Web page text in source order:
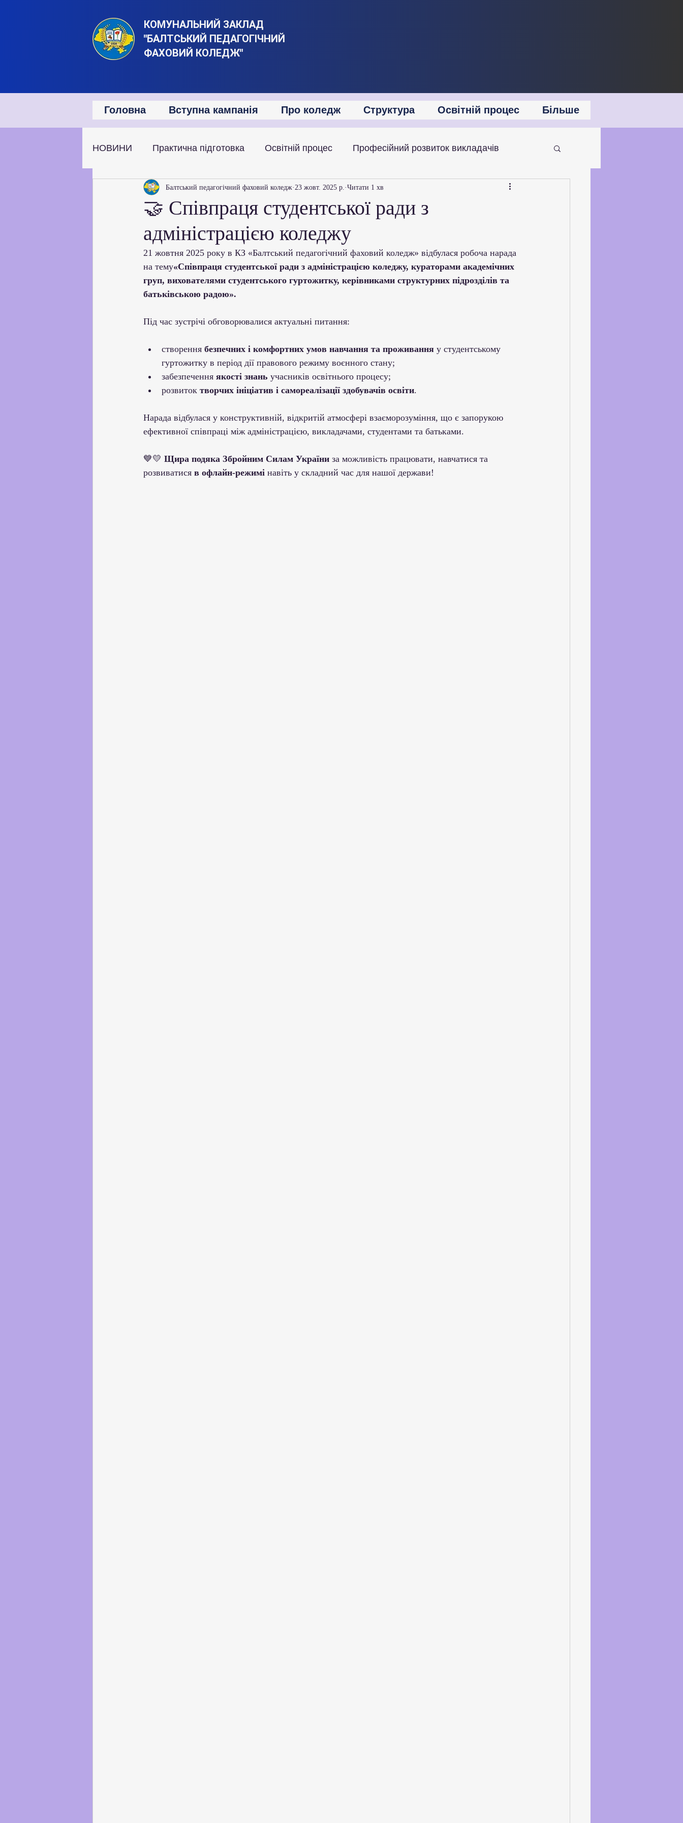
КОМУНАЛЬНИЙ ЗАКЛАД
"БАЛТСЬКИЙ ПЕДАГОГІЧНИЙ
ФАХОВИЙ КОЛЕДЖ"
Головна Вступна кампанія Про коледж Структура Освітній процес Більше
НОВИНИ Практична підготовка Освітній процес Професійний розвиток викладачів
Наукова та дослідницька діяльність Академічна мобільність
Партнерство з українськими ЗВО Робота зі здобувачами освіти
Профорієнтаційна робота Забезпечення якості освіти Співпраця зі стейкхолдерами
Академічна доброчесність Громадські ініціативи
🤝 Співпраця студентської ради з
адміністрацією коледжу
Балтський педагогічний фаховий коледж 23 жовт. 2025 р. Читати 1 хв
21 жовтня 2025 року в КЗ «Балтський педагогічний фаховий коледж» відбулася робоча нарада
на тему«Співпраця студентської ради з адміністрацією коледжу, кураторами академічних
груп, вихователями студентського гуртожитку, керівниками структурних підрозділів та
батьківською радою».
Під час зустрічі обговорювалися актуальні питання:
створення безпечних і комфортних умов навчання та проживання у студентському
гуртожитку в період дії правового режиму воєнного стану;
забезпечення якості знань учасників освітнього процесу;
розвиток творчих ініціатив і самореалізації здобувачів освіти.
Нарада відбулася у конструктивній, відкритій атмосфері взаєморозуміння, що є запорукою
ефективної співпраці між адміністрацією, викладачами, студентами та батьками.
💙💛 Щира подяка Збройним Силам України за можливість працювати, навчатися та
розвиватися в офлайн-режимі навіть у складний час для нашої держави!